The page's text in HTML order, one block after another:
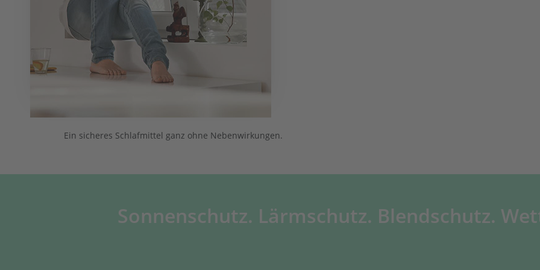
Ein sicheres Schlafmittel ganz ohne Nebenwirkungen.
Sonnenschutz. Lärmschutz. Blendschutz.